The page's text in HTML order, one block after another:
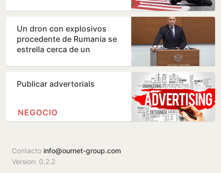
Un dron con explosivos
procedente de Rumania se
estrella cerca de un
Publicar advertorials
NEGOCIO
Contacto info@ournet-group.com
Version: 0.2.2